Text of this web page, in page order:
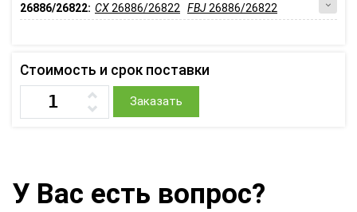
26886/26822: CX26886/26822 FBJ26886/26822
Стоимость и срок поставки
Заказать
У Вас есть вопрос?